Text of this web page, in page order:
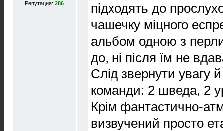
Репутация:286
підходять до
чашечку міцного
альбом одною з
до, ні після їм не
Слід звернути увагу
команди: 2 шведа, 2
Крім фантастично-
визвучений просто